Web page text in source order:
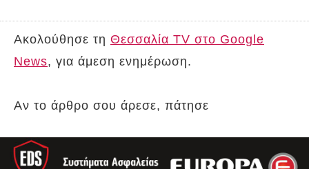
Ακολούθησε τη Θεσσαλία TV στο Google
News, για άμεση ενημέρωση.
Αν το άρθρο σου άρεσε, πάτησε